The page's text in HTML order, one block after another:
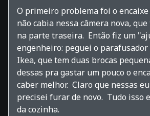
O primeiro problema foi o encaixe
não cabia nessa câmera nova,
na parte traseira. Então fiz um
engenheiro: peguei o parafusador
Ikea, que tem duas brocas
dessas pra gastar um pouco o
caber melhor. Claro que nessas
precisei furar de novo. Tudo isso
da cozinha.